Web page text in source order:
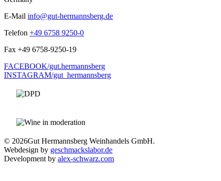
E-Mail info@gut-hermannsberg.de
Telefon +49 6758 9250-0
Fax +49 6758-9250-19
FACEBOOK/gut.hermannsberg
INSTAGRAM/gut_hermannsberg
© 2026Gut Hermannsberg Weinhandels GmbH.
Webdesign by geschmackslabor.de
Development by alex-schwarz.com